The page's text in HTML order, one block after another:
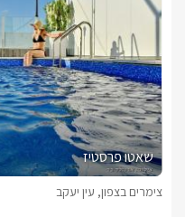
שאטו פרסטיז
צימרים בצפון, עין יעקב